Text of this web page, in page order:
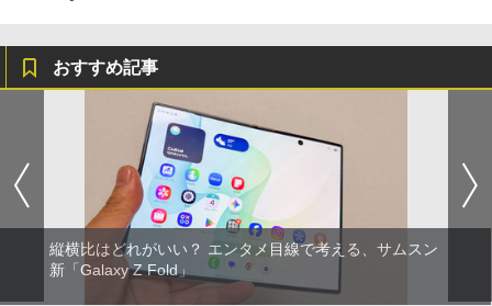
おすすめ記事
縦横比はどれがいい？ エンタメ目線で考える、サムスン
新「Galaxy Z Fold」